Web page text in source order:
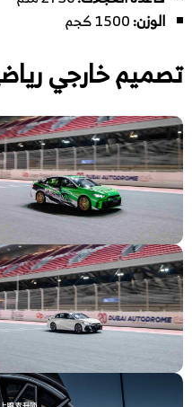
الوزن:1500 كجم
تصميم خارجي